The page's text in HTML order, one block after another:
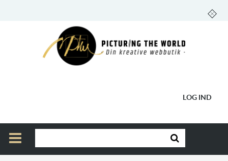
LOG IND